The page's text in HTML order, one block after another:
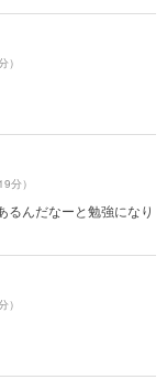
）
分）
るんだなーと勉強になり
）